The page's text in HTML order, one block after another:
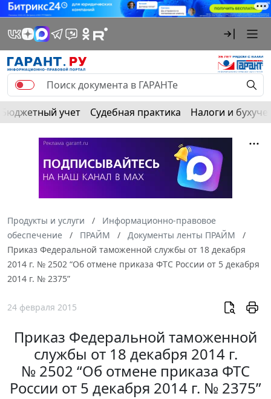
Бюджетный учет Судебная практика Налоги и
Продукты и услуги
Информационно-правовое
обеспечение
ПРАЙМ
Документы ленты ПРАЙМ
Приказ Федеральной таможенной службы от 18 декабря
2014 г. № 2502 “Об отмене приказа ФТС России от 5 декабря
2014 г. № 2375”
24 февраля 2015
Приказ Федеральной таможенной
службы от 18 декабря 2014 г.
№ 2502 “Об отмене приказа ФТС
России от 5 декабря 2014 г. № 2375”